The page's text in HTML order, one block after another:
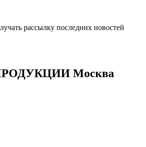
рассылку последних новостей
Москва